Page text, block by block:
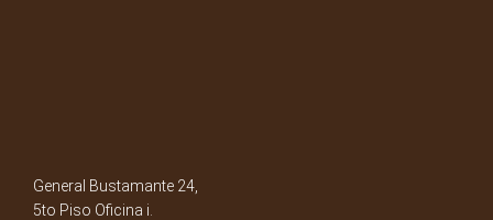
General Bustamante 24,
5to Piso Oficina i.